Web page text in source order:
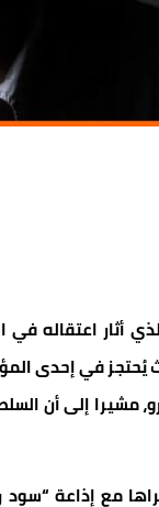
أثار اعتقاله
يُحتجز في إحدى
مشيرا إلى أن
مع إذاعة